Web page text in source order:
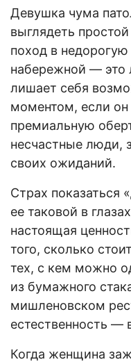
Девушка чума
выглядеть
поход в
набережной — это
лишает себя
моментом, если он
премиальную
несчастные люди,
своих ожиданий.
Страх показаться
ее таковой в
настоящая
того, сколько
тех, с кем можно
из бумажного
мишленовском
естественность —
Когда женщина